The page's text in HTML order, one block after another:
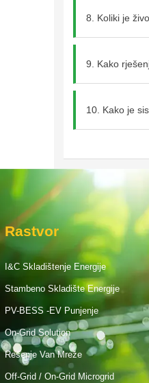
8. Koliki je
9. Kako
10. Kako je
Rastvor
I&C Skladištenje Energije
Stambeno Skladište Energije
PV-BESS -EV Punjenje
On-Grid Solution
Rešenje Van Mreže
Off-Grid / On-Grid Microgrid